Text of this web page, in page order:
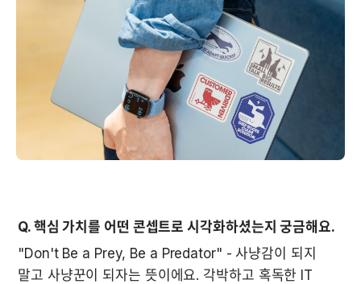
Q. 핵심 가치를 어떤 콘셉트로 시각화하셨는지 궁금해요.
"Don't Be a Prey, Be a Predator" - 사냥감이 되지
말고 사냥꾼이 되자는 뜻이에요. 각박하고 혹독한 IT